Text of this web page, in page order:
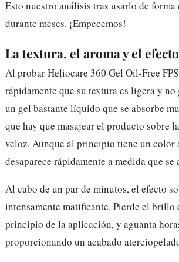
Esto nuestro análisis tras usarlo de
durante meses. ¡Empecemos!
La textura, el aroma y el
Al probar Heliocare 360 Gel Oil-Free
rápidamente que su textura es ligera y no
un gel bastante líquido que se absorbe
que hay que masajear el producto sobre
veloz. Aunque al principio tiene un color
desaparece rápidamente a medida que se
Al cabo de un par de minutos, el efecto
intensamente matificante. Pierde el brillo
principio de la aplicación, y aguanta
proporcionando un acabado